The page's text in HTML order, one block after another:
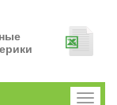
Toggle